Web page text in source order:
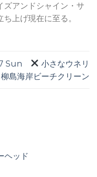
ズアンドシャイン・サ
上げ現在に至る。
Sun
小さなウネリ
島海岸ビーチクリーン
ッド